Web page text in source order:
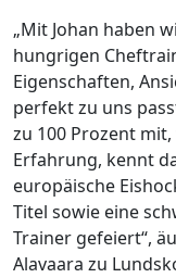
„Mit Johan haben
hungrigen
Eigenschaften,
perfekt zu uns
zu 100 Prozent
Erfahrung, kennt
europäische
Titel sowie eine
Trainer gefeiert“,
Alavaara zu